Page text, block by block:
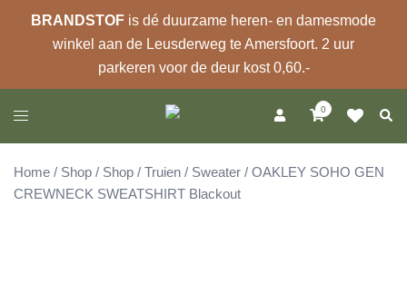
BRANDSTOF is dé duurzame heren- en damesmode
winkel aan de Leusderweg te Amersfoort. 2 uur
parkeren voor de deur kost 0,60.-
naar
de
inhoud
Toggle
0
Home / Shop / Shop / Truien / Sweater / OAKLEY SOHO GEN
CREWNECK SWEATSHIRT Blackout